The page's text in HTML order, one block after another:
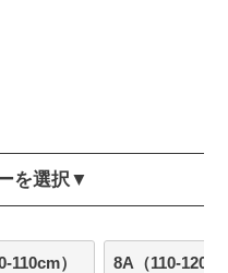
を選択▼
110cm） 8A（110-